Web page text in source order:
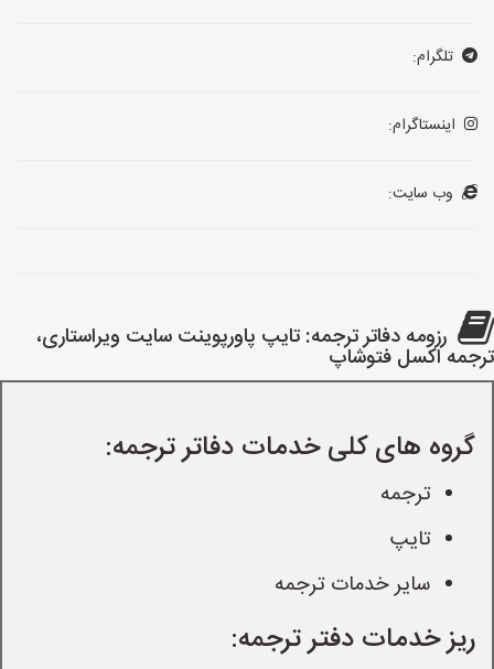
تلگرام:
اینستاگرام:
وب سایت:
رزومه دفاتر ترجمه: تایپ پاورپوینت سایت ویراستاری،
ترجمه اکسل فتوشاپ
گروه های کلی خدمات دفاتر ترجمه:
ترجمه
تایپ
سایر خدمات ترجمه
ریز خدمات دفتر ترجمه: